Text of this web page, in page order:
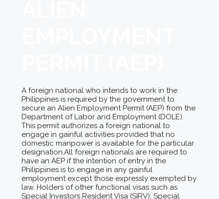
A foreign national who intends to work in the
Philippines is required by the government to
secure an Alien Employment Permit (AEP) from the
Department of Labor and Employment (DOLE).
This permit authorizes a foreign national to
engage in gainful activities provided that no
domestic manpower is available for the particular
designation.All foreign nationals are required to
have an AEP if the intention of entry in the
Philippines is to engage in any gainful
employment except those expressly exempted by
law. Holders of other functional visas such as
Special Investors Resident Visa (SIRV), Special